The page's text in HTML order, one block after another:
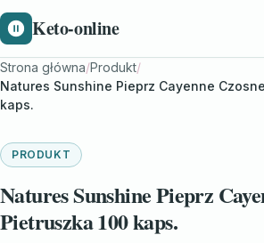
Keto-online
Strona główna/Produkt/
Natures Sunshine Pieprz Cayenne
kaps.
PRODUKT
Natures Sunshine Pieprz
Pietruszka 100 kaps.